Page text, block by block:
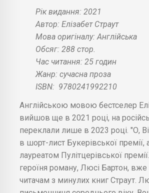
Рік видання: 2021
Автор: Елізабет Страут
Мова оригіналу: Англійська
Обсяг: 288 стор.
Час читання: 25 годин
Жанр: сучасна проза
ISBN: 9780241992210
Англійською мовою бестселер
вийшов ще в 2021 році, на
переклали лише в 2023 році. "О,
в шорт-лист Букерівської премії,
лауреатом Пулітцерівської
героїня роману, Люсі Бартон,
читачам з минулих книг Страут.